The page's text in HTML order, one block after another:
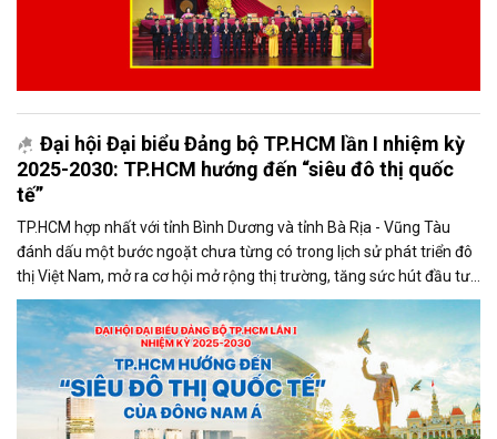
Đại hội Đại biểu Đảng bộ TP.HCM lần I nhiệm kỳ
2025-2030: TP.HCM hướng đến “siêu đô thị quốc
tế”
TP.HCM hợp nhất với tỉnh Bình Dương và tỉnh Bà Rịa - Vũng Tàu
đánh dấu một bước ngoặt chưa từng có trong lịch sử phát triển đô
thị Việt Nam, mở ra cơ hội mở rộng thị trường, tăng sức hút đầu tư,
kết nối hạ tầng, kết nối chuỗi sản xuất và nâng tầm vị thế quốc tế.
Đây không chỉ là sự sáp nhập về địa giới hành chính, mà là quá trình
tái cấu trúc toàn diện không gian phát triển, nơi ba cực kinh tế năng
động bậc nhất cả nước hội tụ hướng đến tầm nhìn mới là “siêu đô
thị quốc tế” của Đông Nam Á, top 1